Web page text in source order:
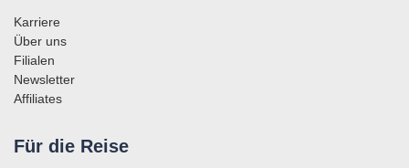
Karriere
Über uns
Filialen
Newsletter
Affiliates
Für die Reise